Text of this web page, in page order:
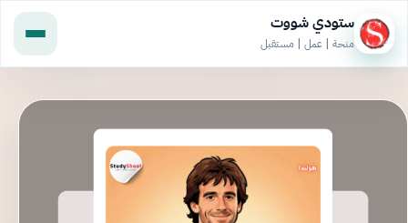
ستودي شووت
منحة | عمل | مستقبل